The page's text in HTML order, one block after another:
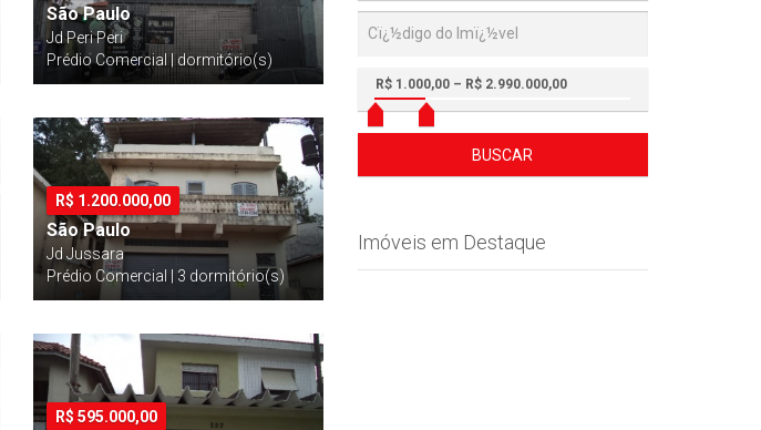
São Paulo
Jd Peri Peri
Prédio Comercial | dormitório(s)
R$ 1.200.000,00
São Paulo
Jd Jussara
Prédio Comercial | 3 dormitório(s)
R$ 595.000,00
R$ 1.000,00 – R$ 2.990.000,00
BUSCAR
Imóveis em Destaque